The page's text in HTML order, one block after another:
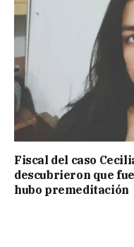
Fiscal del caso
descubrieron que
hubo premeditación